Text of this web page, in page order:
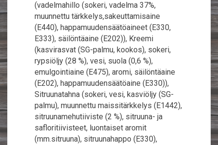
(vadelmahillo (sokeri, vadelma 37%,
muunnettu tärkkelys,sakeuttamisaine
(E440), happamuudensäätöaineet (E330,
E333), säilöntäaine (E202)), Kreemi
(kasvirasvat (SG-palmu, kookos), sokeri,
rypsiöljy (28 %), vesi, suola (0,6 %),
emulgointiaine (E475), aromi, säilöntäaine
(E202), happamuudensäätöaine (E330)),
Sitruunatahna (sokeri, vesi, kasviöljy (SG-
palmu), muunnettu maissitärkkelys (E1442),
sitruunamehutiiviste (2 %), sitruuna- ja
safloritiivisteet, luontaiset aromit
(mm.sitruuna), sitruunahappo (E330),